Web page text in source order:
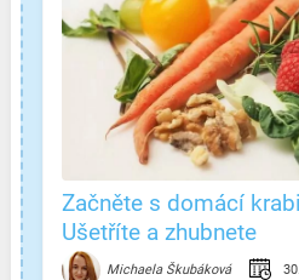
Začněte s domácí
Ušetříte a zhubnete
Michaela Škubáková